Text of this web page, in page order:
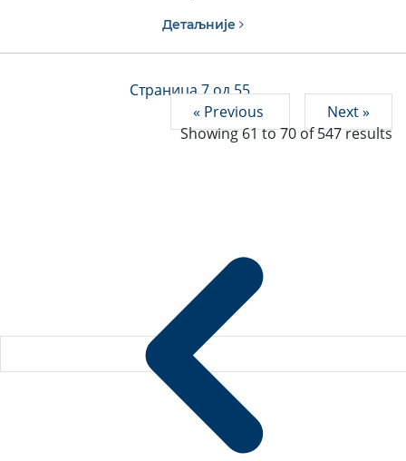
Детаљније
Страница 7 од 55
« Previous
Next »
Showing61to70 of547results